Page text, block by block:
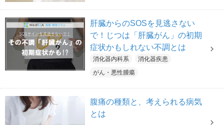
肝臓からのSOSを見逃さない
で！じつは「肝臓がん」の初期
症状かもしれない不調とは
消化器内科系
消化器疾患
がん・悪性腫瘍
腹痛の種類と、考えられる病気
とは